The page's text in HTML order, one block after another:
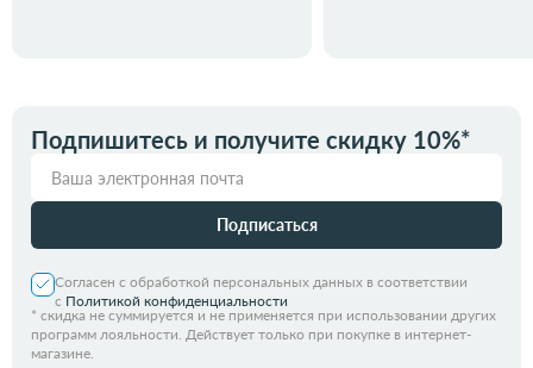
Подпишитесь и получите скидку 10%*
Подписаться
Согласен с обработкой персональных данных в соответствии
с Политикой конфиденциальности
* скидка не суммируется и не применяется при использовании других
программ лояльности. Действует только при покупке в интернет-
магазине.